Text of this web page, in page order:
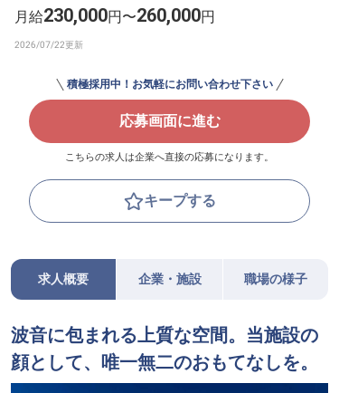
採用をお考えの企業様へ
月給230,000円〜260,000円
積極採用中！お気軽にお問い合わせ下さい
応募画面に進む
こちらの求人は企業へ直接の応募になります。
キープする
求人概要 企業・施設 職場の様子
波音に包まれる上質な空間。当施設の
顔として、唯一無二のおもてなしを。